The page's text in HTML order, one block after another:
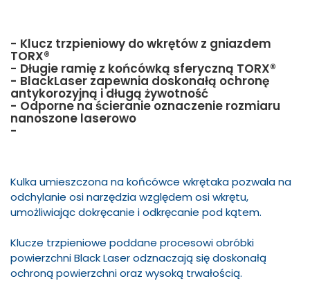
- Klucz trzpieniowy do wkrętów z gniazdem
TORX®
- Długie ramię z końcówką sferyczną TORX®
- BlackLaser zapewnia doskonałą ochronę
antykorozyjną i długą żywotność
- Odporne na ścieranie oznaczenie rozmiaru
nanoszone laserowo
-
Kulka umieszczona na końcówce wkrętaka pozwala na
odchylanie osi narzędzia względem osi wkrętu,
umożliwiając dokręcanie i odkręcanie pod kątem.
Klucze trzpieniowe poddane procesowi obróbki
powierzchni Black Laser odznaczają się doskonałą
ochroną powierzchni oraz wysoką trwałością.